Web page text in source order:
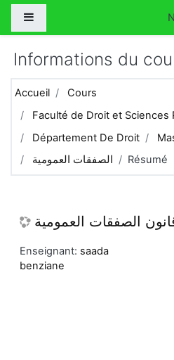
Passer au contenu principal
Informations du
Accueil
Cours
Faculté de Droit et Sciences
Département De Droit
الصفقات العمومية
Résumé
الصفقات العمومية
Enseignant: saada
benziane